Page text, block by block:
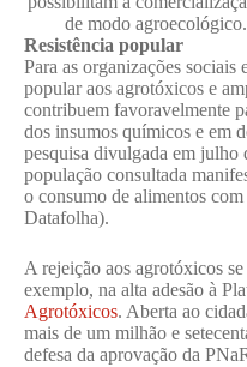
de modo
Resistência popular
Para as organizações sociais
popular aos agrotóxicos e
contribuem favoravelmente
dos insumos químicos e em
pesquisa divulgada em julho
população consultada
o consumo de alimentos
Datafolha).
A rejeição aos agrotóxicos
exemplo, na alta adesão à
Agrotóxicos. Aberta ao
mais de um milhão e
defesa da aprovação da